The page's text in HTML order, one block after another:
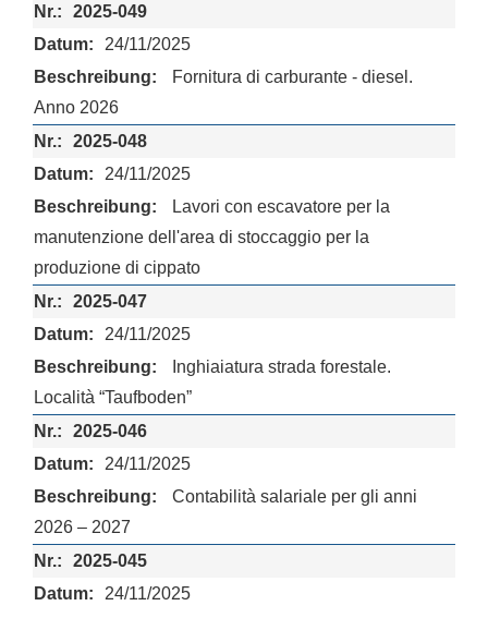
2025-049
24/11/2025
Fornitura di carburante - diesel.
Anno 2026
2025-048
24/11/2025
Lavori con escavatore per la
manutenzione dell'area di stoccaggio per la
produzione di cippato
2025-047
24/11/2025
Inghiaiatura strada forestale.
Località “Taufboden”
2025-046
24/11/2025
Contabilità salariale per gli anni
2026 – 2027
2025-045
24/11/2025